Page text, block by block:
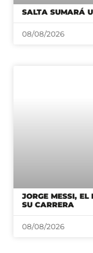
SALTA SUMARÁ
08/08/2026
JORGE MESSI,
SU CARRERA
08/08/2026